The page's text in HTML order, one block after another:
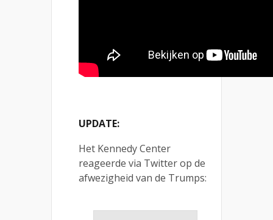
UPDATE:
Het Kennedy Center
reageerde via Twitter op de
afwezigheid van de Trumps: